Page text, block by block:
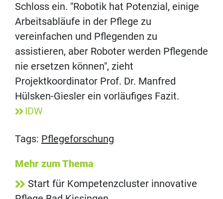
Schloss ein. "Robotik hat Potenzial, einige
Arbeitsabläufe in der Pflege zu
vereinfachen und Pflegenden zu
assistieren, aber Roboter werden Pflegende
nie ersetzen können", zieht
Projektkoordinator Prof. Dr. Manfred
Hülsken-Giesler ein vorläufiges Fazit.
IDW
Tags: Pflegeforschung
Mehr zum Thema
Start für Kompetenzcluster innovative